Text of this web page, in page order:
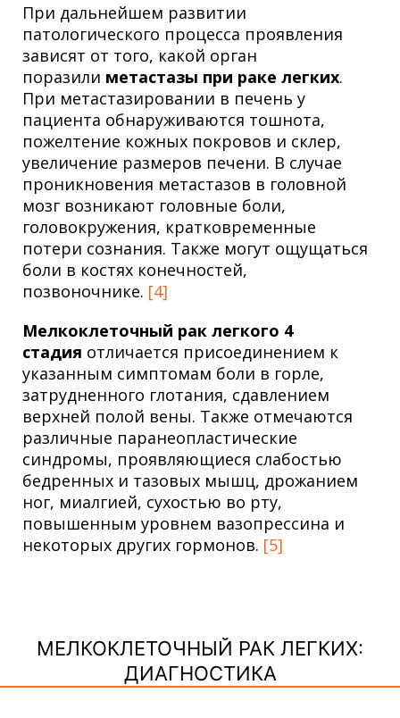
При дальнейшем развитии
патологического процесса проявления
зависят от того, какой орган
поразили метастазы при раке легких.
При метастазировании в печень у
пациента обнаруживаются тошнота,
пожелтение кожных покровов и склер,
увеличение размеров печени. В случае
проникновения метастазов в головной
мозг возникают головные боли,
головокружения, кратковременные
потери сознания. Также могут ощущаться
боли в костях конечностей,
позвоночнике. [4]
Мелкоклеточный рак легкого 4
стадия отличается присоединением к
указанным симптомам боли в горле,
затрудненного глотания, сдавлением
верхней полой вены. Также отмечаются
различные паранеопластические
синдромы, проявляющиеся слабостью
бедренных и тазовых мышц, дрожанием
ног, миалгией, сухостью во рту,
повышенным уровнем вазопрессина и
некоторых других гормонов. [5]
МЕЛКОКЛЕТОЧНЫЙ РАК ЛЕГКИХ:
ДИАГНОСТИКА